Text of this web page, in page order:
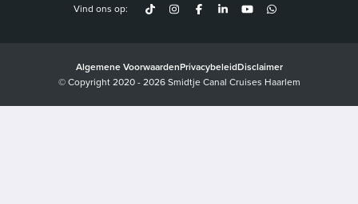
Vind ons op:
Algemene VoorwaardenPrivacybeleidDisclaimer
© Copyright 2020 - 2026 Smidtje Canal Cruises Haarlem